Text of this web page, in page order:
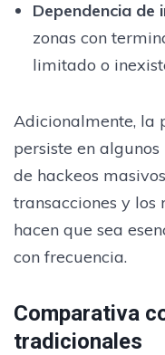
Dependencia de
zonas con
limitado o
Adicionalmente, la
persiste en
de hackeos
transacciones y los
hacen que sea
con frecuencia.
Comparativa
tradicionales